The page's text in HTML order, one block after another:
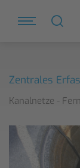
Zentrales
Kanalnetze -